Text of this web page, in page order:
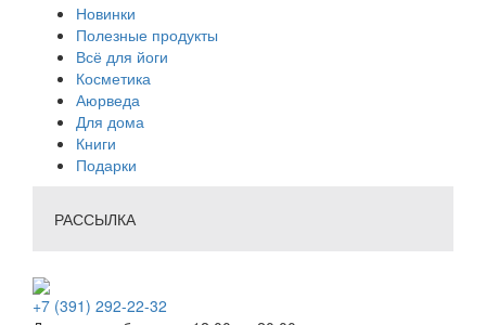
Новинки
Полезные продукты
Всё для йоги
Косметика
Аюрведа
Для дома
Книги
Подарки
РАССЫЛКА
+7 (391) 292-22-32